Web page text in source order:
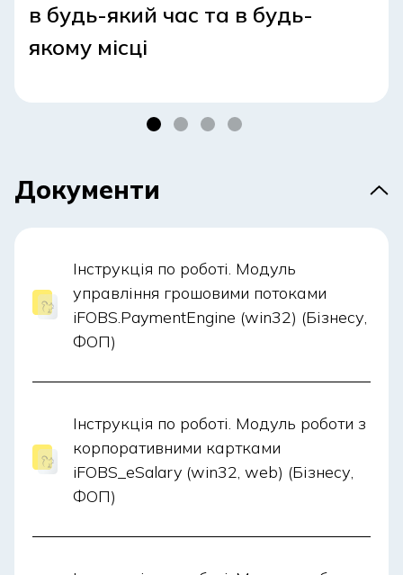
в будь-який час та в будь-
якому місці
Документи
Інструкція по роботі. Модуль
управління грошовими потоками
iFOBS.PaymentEngine (win32) (Бізнесу,
ФОП)
Інструкція по роботі. Модуль роботи з
корпоративними картками
iFOBS_eSalary (win32, web) (Бізнесу,
ФОП)